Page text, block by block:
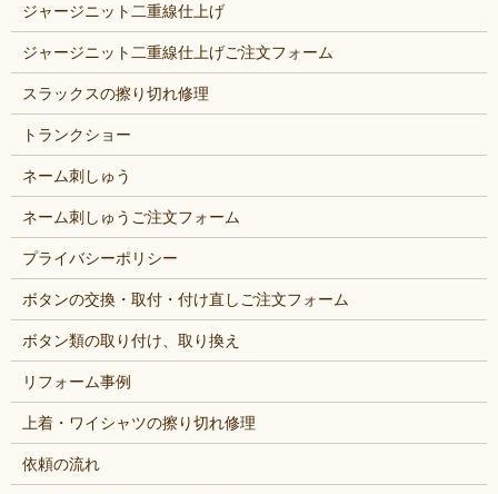
ジャージニット二重線仕上げ
ジャージニット二重線仕上げご注文フォーム
スラックスの擦り切れ修理
トランクショー
ネーム刺しゅう
ネーム刺しゅうご注文フォーム
プライバシーポリシー
ボタンの交換・取付・付け直しご注文フォーム
ボタン類の取り付け、取り換え
リフォーム事例
上着・ワイシャツの擦り切れ修理
依頼の流れ